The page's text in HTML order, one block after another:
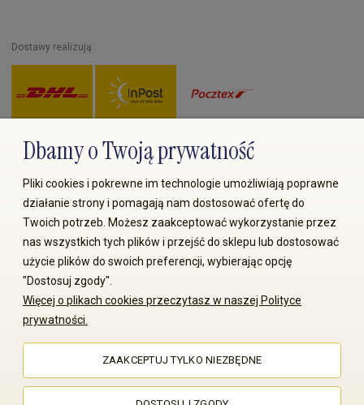
Dostawy realizują:
Zapłać przez:
© 2008-2026 MS70.pl / Ms70 Sp. z o.o. Wszelkie prawa
zastrzeżone. Kopiowanie treści i zdjęć bez zgody właściciela
Sklep internetowy Shoper Premium
Dbamy o Twoją prywatność
Pliki cookies i pokrewne im technologie umożliwiają poprawne
działanie strony i pomagają nam dostosować ofertę do
Twoich potrzeb. Możesz zaakceptować wykorzystanie przez
nas wszystkich tych plików i przejść do sklepu lub dostosować
użycie plików do swoich preferencji, wybierając opcję
"Dostosuj zgody".
Więcej o plikach cookies przeczytasz w naszej Polityce
prywatności.
ZAAKCEPTUJ TYLKO NIEZBĘDNE